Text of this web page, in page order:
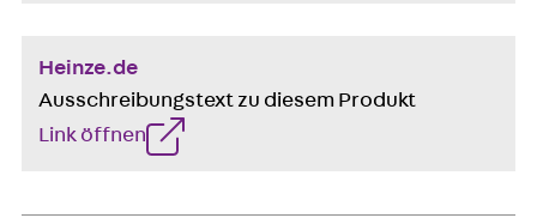
Heinze.de
Ausschreibungstext zu diesem Produkt
Link öffnen